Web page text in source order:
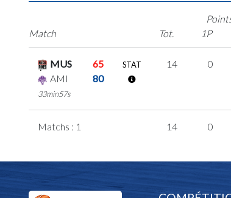
Match
Tot.
1P
MUS
65
AMI
80
33min57s
STAT 14 0
Matchs : 1 14 0